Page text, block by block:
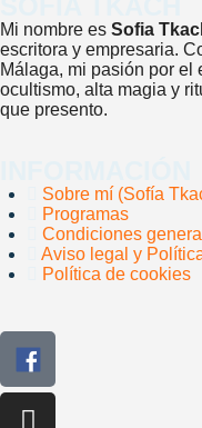
Mi nombre es Sofia
escritora y empresaria.
Málaga, mi pasión por el
ocultismo, alta magia y
que presento.
Sobre mí (Sofía
Programas
Condiciones
Aviso legal y
Política de cookies